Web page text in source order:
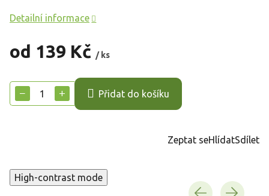
od 139 Kč / ks
cena:
+
− Přidat do košíku
Detailní informace
Zeptat seHlídatSdílet
High-contrast mode